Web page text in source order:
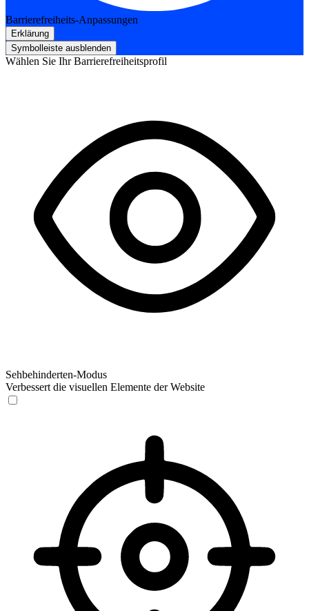
Barrierefreiheits-Anpassungen
Erklärung
Symbolleiste ausblenden
Wählen Sie Ihr Barrierefreiheitsprofil
Sehbehinderten-Modus
Verbessert die visuellen Elemente der Website